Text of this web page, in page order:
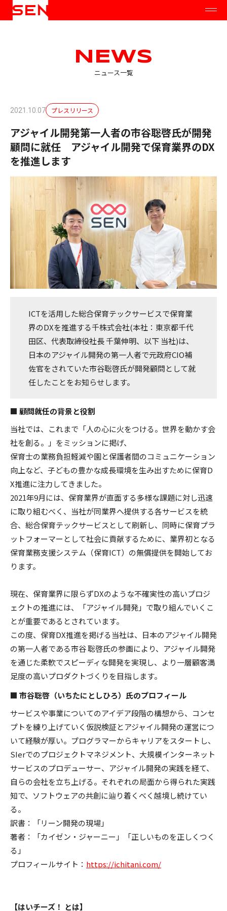
NEWS
ニュース一覧
2021.10.07 プレスリリース
アジャイル開発第一人者の市谷聡啓氏が開発
顧問に就任 アジャイル開発で保育業界のDX
を推進します
ICTを活用した総合保育テックサービスで保育業
界のDXを推進する千株式会社(本社：東京都千代
田区、代表取締役社長 千葉伸明、以下 当社)は、
日本のアジャイル開発の第一人者で元政府CIO補
佐官をされていた市谷聡啓氏が開発顧問として就
任したことをお知らせします。
■ 顧問就任の背景と役割
当社では、これまで「人の心に火をつける。世界を動かす会
社を創る。」をミッションに掲げ、
保育士の業務負担軽減や園と保護者間のコミュニケーション
向上など、子どもの豊かな成長環境を生み出すために保育D
X推進に注力してきました。
2021年9月には、保育業界が直面する多様な課題に対し迅速
に取り組むべく、当社が同業界へ提供する各サービスを統
合、総合保育テックサービスとして刷新し、同時に保育プラ
ットフォーマーとして社会に貢献するために、業界初となる
保育業務支援システム（保育ICT）の無償提供を開始してお
ります。
現在、保育業界に限らずDXのような不確実性の高いプロジ
ェクトの推進には、「アジャイル開発」で取り組んでいくこ
とが重要であるとされています。
この度、保育DX推進を掲げる当社は、日本のアジャイル開発
の第一人者である市谷 聡啓氏の参画により、アジャイル開発
を通じた柔軟でスピーディな開発を実現し、より一層顧客満
足度の高いプロダクトづくりを目指します。
■ 市谷聡啓（いちたにとしひろ）氏のプロフィール
サービスや事業についてのアイデア段階の構想から、コンセ
プトを練り上げていく仮説検証とアジャイル開発の運営につ
いて経験が厚い。プログラマーからキャリアをスタートし、
SIerでのプロジェクトマネジメント、大規模インターネット
サービスのプロデューサー、アジャイル開発の実践を経て、
自らの会社を立ち上げる。それぞれの局面から得られた実践
知で、ソフトウェアの共創に辿り着くべく越境し続けてい
る。
訳書：「リーン開発の現場」
著者：「カイゼン・ジャーニー」「正しいものを正しくつく
る」
プロフィールサイト： https://ichitani.com/
【はいチーズ！ とは】